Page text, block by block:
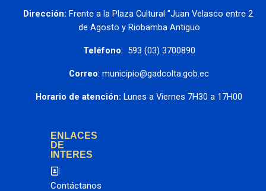
Dirección: Frente a la Plaza Cultural "Juan Velasco entre 2
de Agosto y Riobamba Antiguo
Teléfono:  593 (03) 3700890
Correo: municipio@gadcolta.gob.ec
Horario de atención: Lunes a Viernes 7H30 a 17H00
ENLACES
DE
INTERES
Contáctanos